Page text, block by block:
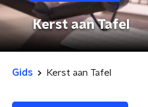
Kerst aan Tafel
Gids Kerst aan Tafel